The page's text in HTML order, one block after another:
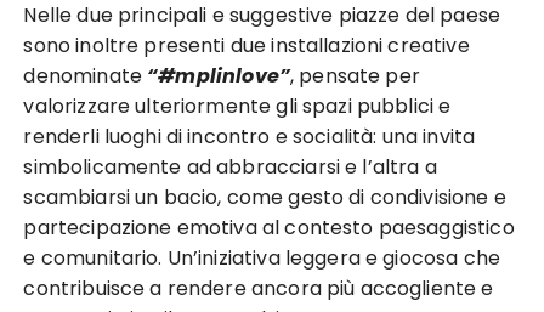
Nelle due principali e suggestive piazze del paese
sono inoltre presenti due installazioni creative
denominate “#mplinlove”, pensate per
valorizzare ulteriormente gli spazi pubblici e
renderli luoghi di incontro e socialità: una invita
simbolicamente ad abbracciarsi e l’altra a
scambiarsi un bacio, come gesto di condivisione e
partecipazione emotiva al contesto paesaggistico
e comunitario. Un’iniziativa leggera e giocosa che
contribuisce a rendere ancora più accogliente e